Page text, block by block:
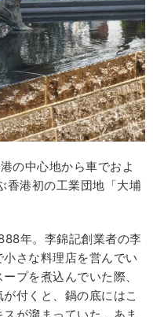
の中心地から車でおよ
香港初の工業団地「大埔
年。李錦記創業者の李
さな料理店を営んでい
プを煮込んでいた際、
付くと、鍋の底にはこ